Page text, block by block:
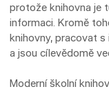
protože knihovna je
informaci. Kromě
knihovny, pracovat
a jsou cílevědomě
Moderní školní